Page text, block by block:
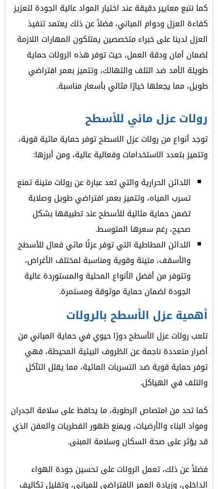
كما نتبع معايير دقيقة عند اختيار المواد عالية الجودة لتعزيز
كفاءة العزل ودوام المباني، فضلاً عن ذلك يعتمد تنفيذ
العزل لدينا على خبراء متخصصين يمتلكون المهارات اللازمة
لضمان أمان ودقة العمل، حيث توفر هذه الرولات حماية
طويلة الأمد ضد التلف والتهالك، وتتميز بعمر افتراضي
طويل، مما يجعلها خيارًا مثالي بأسعار مناسبة.
رولات عزل مائي للأسطح
توجد أنواع من رولات عزل الاسطح توفر حماية مائية قوية،
وتتميز بتعدد الاستخدامات وفعالية عالية، ومن أبرزها:
اللدائن الحرارية والتي تعد عبارة عن رولات متينة تمنع
تسرب المياه، وتتميز بعمر افتراضي طويل وصلابة
تضمن حماية مثالية للأسطح عند تطبيقها بشكل
صحيح، رغم سعرها المتوسط.
اللدائن المطاطية التي توفر عزلًا مائي فعال للأسطح
والأسقف، متينة وقوية ومناسبة لمختلف الأغراض،
وتتوفر من أفضل الأنواع المحلية والمستوردة عالية
الجودة لضمان حماية موثوقة ومستمرة.
أهمية عزل الأسطح بالرولات
تلعب رولات عزل الأسطح دورًا حيوي في حماية المباني من
أضرار متعددة ناجمة عن الظروف البيئية المحيطة، فهي
توفر حماية قوية ضد التسربات المائية، مما يقلل التآكل
والتلف في الهياكل.
كما تحد من امتصاص الرطوبة، ما يحافظ على سلامة الجدران
ومواد البناء والأرضيات، ويمنع ظهور الفطريات والعفن الذي
قد يؤثر على صحة السكان وسلامة المبنى.
فضلاً عن ذلك، تعمل الرولات على تحسين جودة الهواء
الداخلي، وزيادة العمر الافتراضي للمباني، وتقليل تكاليف